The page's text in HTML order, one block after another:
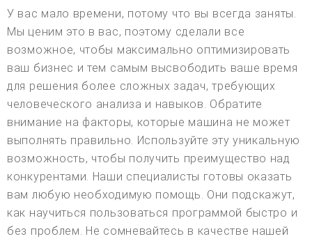
У вас мало времени, потому что вы всегда заняты.
Мы ценим это в вас, поэтому сделали все
возможное, чтобы максимально оптимизировать
ваш бизнес и тем самым высвободить ваше время
для решения более сложных задач, требующих
человеческого анализа и навыков. Обратите
внимание на факторы, которые машина не может
выполнять правильно. Используйте эту уникальную
возможность, чтобы получить преимущество над
конкурентами. Наши специалисты готовы оказать
вам любую необходимую помощь. Они подскажут,
как научиться пользоваться программой быстро и
без проблем. Не сомневайтесь в качестве нашей